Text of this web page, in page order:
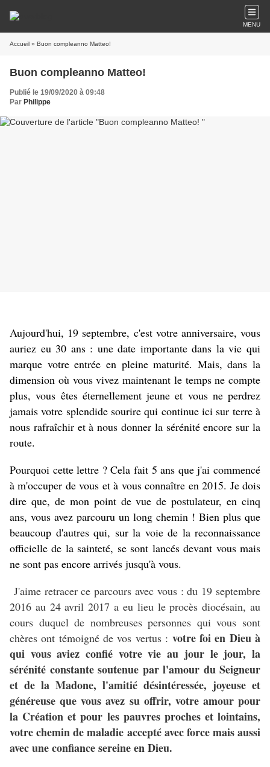
MENU
Accueil » Buon compleanno Matteo!
Buon compleanno Matteo!
Publié le 19/09/2020 à 09:48
Par Philippe
Aujourd'hui, 19 septembre, c'est votre anniversaire, vous
auriez eu 30 ans : une date importante dans la vie qui
marque votre entrée en pleine maturité. Mais, dans la
dimension où vous vivez maintenant le temps ne compte
plus, vous êtes éternellement jeune et vous ne perdrez
jamais votre splendide sourire qui continue ici sur terre à
nous rafraîchir et à nous donner la sérénité encore sur la
route.
Pourquoi cette lettre ? Cela fait 5 ans que j'ai commencé
à m'occuper de vous et à vous connaître en 2015. Je dois
dire que, de mon point de vue de postulateur, en cinq
ans, vous avez parcouru un long chemin ! Bien plus que
beaucoup d'autres qui, sur la voie de la reconnaissance
officielle de la sainteté, se sont lancés devant vous mais
ne sont pas encore arrivés jusqu'à vous.
J'aime retracer ce parcours avec vous : du 19 septembre
2016 au 24 avril 2017 a eu lieu le procès diocésain, au
cours duquel de nombreuses personnes qui vous sont
chères ont témoigné de vos vertus : votre foi en Dieu à
qui vous aviez confié votre vie au jour le jour, la
sérénité constante soutenue par l'amour du Seigneur
et de la Madone, l'amitié désintéressée, joyeuse et
généreuse que vous avez su offrir, votre amour pour
la Création et pour les pauvres proches et lointains,
votre chemin de maladie accepté avec force mais aussi
avec une confiance sereine en Dieu.